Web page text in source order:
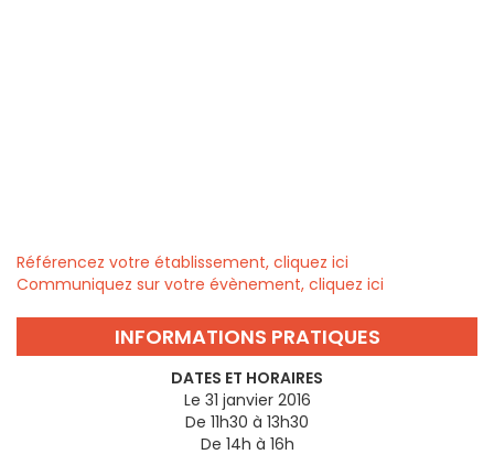
Référencez votre établissement, cliquez ici
Communiquez sur votre évènement, cliquez ici
INFORMATIONS PRATIQUES
DATES ET HORAIRES
Le 31 janvier 2016
De 11h30 à 13h30
De 14h à 16h